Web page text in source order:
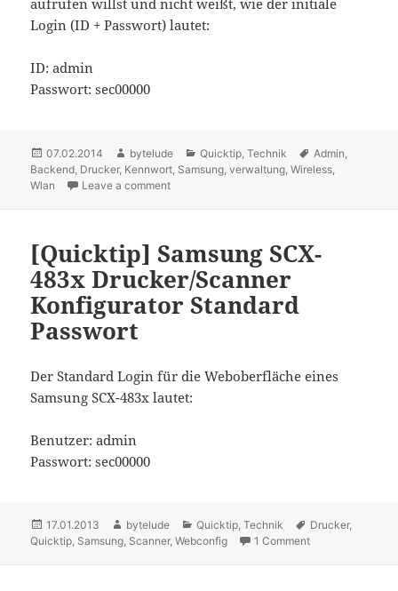
aufrufen willst und nicht weißt, wie der initiale
Login (ID + Passwort) lautet:
ID: admin
Passwort: sec00000
Posted
on
07.02.2014 Author
bytelude Categories
Quicktip ,Technik Tags
Admin
Backend Drucker, Kennwort Samsung ,verwaltung ,Wireless
Wlan
Leave a comment
[Quicktip] Samsung SCX-
483x Drucker/Scanner
Konfigurator Standard
Passwort
Der Standard Login für die Weboberfläche eines
Samsung SCX-483x lautet:
Benutzer: admin
Passwort: sec00000
Posted
on
17.01.2013 Author
bytelude Categories
Quicktip,Technik Tags
Drucker,
Quicktip, Samsung, Scanner,Webconfig 1 Comment